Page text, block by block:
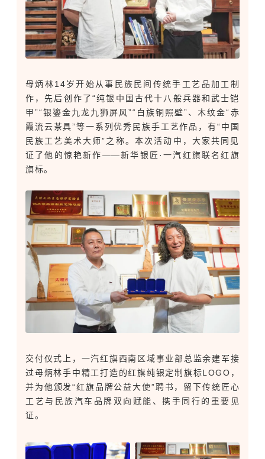
母炳林14岁开始从事民族民间传统手工艺品加工制
作，先后创作了“纯银中国古代十八般兵器和武士铠
甲”“银鎏金九龙九狮屏风”“白族铜照壁”、木纹金“赤
霞流云茶具”等一系列优秀民族手工艺作品，有“中国
民族工艺美术大师”之称。本次活动中，大家共同见
证了他的惊艳新作——新华银匠·一汽红旗联名红旗
旗标。
交付仪式上，一汽红旗西南区域事业部总监余建军接
过母炳林手中精工打造的红旗纯银定制旗标LOGO，
并为他颁发“红旗品牌公益大使”聘书，留下传统匠心
工艺与民族汽车品牌双向赋能、携手同行的重要见
证。